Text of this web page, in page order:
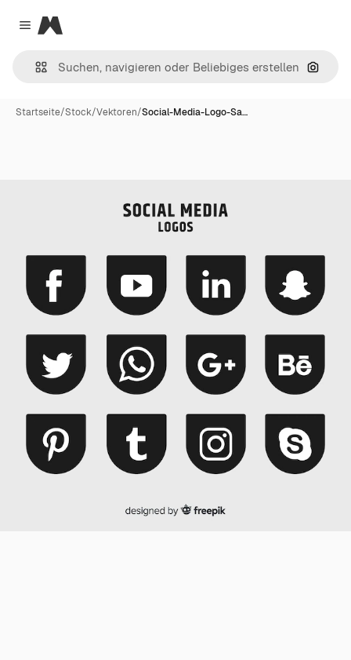
Close menu
Magnific
Nach
Startseite/Stock/Vektoren/Social-Media-Logo-Sa…